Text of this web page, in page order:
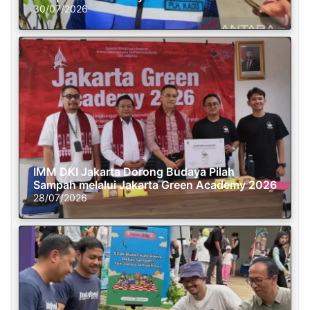
30/07/2026
IMM DKI Jakarta Dorong Budaya Pilah
Sampah melalui Jakarta Green Academy 2026
28/07/2026